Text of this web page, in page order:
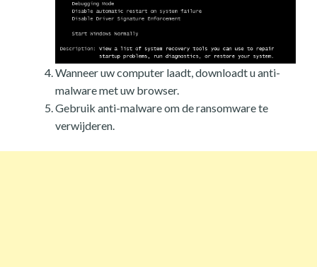
Wanneer uw computer laadt, downloadt u anti-
malware met uw browser.
Gebruik anti-malware om de ransomware te
verwijderen.